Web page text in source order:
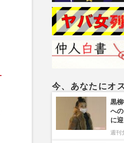
今、あなたにオ
黒
へ
に
週刊